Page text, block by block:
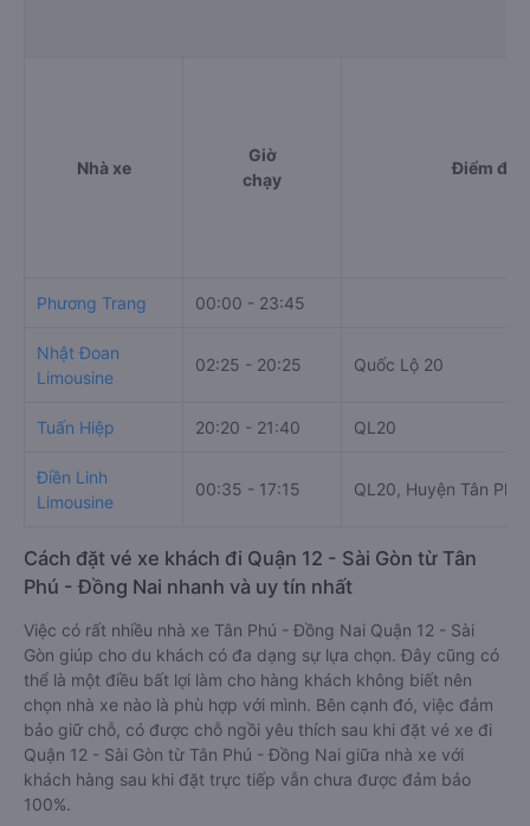
1900 888684
Nhà xe
chạy
Nhật Đoan
Limousine
02:25 - 20:25 Quốc Lộ 20
Tuấn Hiệp 20:20 - 21:40 QL20
Điền Linh
Limousine
00:35 - 17:15 QL20, Huyện Tân